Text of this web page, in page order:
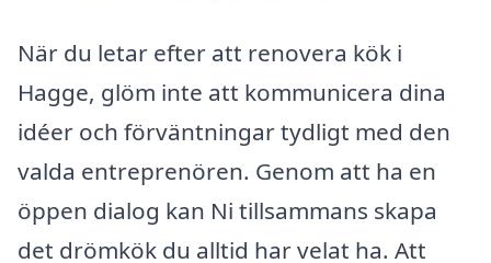
När du letar efter att renovera kök i
Hagge, glöm inte att kommunicera dina
idéer och förväntningar tydligt med den
valda entreprenören. Genom att ha en
öppen dialog kan Ni tillsammans skapa
det drömkök du alltid har velat ha. Att